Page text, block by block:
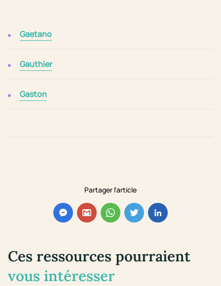
Partager l'article
Gaetano
Gauthier
Gaston
Ces ressources pourraient
vous intéresser